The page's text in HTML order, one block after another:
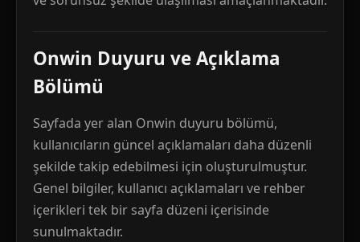
Onwin Duyuru ve Açıklama
Bölümü
Sayfada yer alan Onwin duyuru bölümü,
kullanıcıların güncel açıklamaları daha düzenli
şekilde takip edebilmesi için oluşturulmuştur.
Genel bilgiler, kullanıcı açıklamaları ve rehber
içerikleri tek bir sayfa düzeni içerisinde
sunulmaktadır.